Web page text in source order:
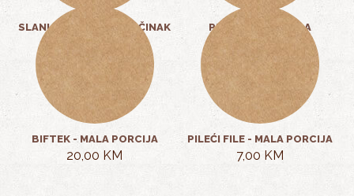
SLANI POHOVANI PALAČINAK
8,00 KM
PLJESKAVICA MALA
7,00 KM
BIFTEK - MALA PORCIJA
20,00 KM
PILEĆI FILE - MALA PORCIJA
7,00 KM